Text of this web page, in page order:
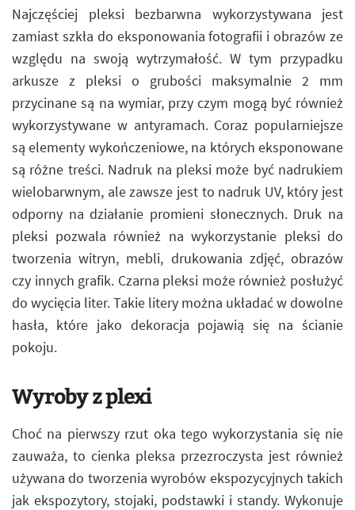
Najczęściej pleksi bezbarwna wykorzystywana jest
zamiast szkła do eksponowania fotografii i obrazów ze
względu na swoją wytrzymałość. W tym przypadku
arkusze z pleksi o grubości maksymalnie 2 mm
przycinane są na wymiar, przy czym mogą być również
wykorzystywane w antyramach. Coraz popularniejsze
są elementy wykończeniowe, na których eksponowane
są różne treści. Nadruk na pleksi może być nadrukiem
wielobarwnym, ale zawsze jest to nadruk UV, który jest
odporny na działanie promieni słonecznych. Druk na
pleksi pozwala również na wykorzystanie pleksi do
tworzenia witryn, mebli, drukowania zdjęć, obrazów
czy innych grafik. Czarna pleksi może również posłużyć
do wycięcia liter. Takie litery można układać w dowolne
hasła, które jako dekoracja pojawią się na ścianie
pokoju.
Wyroby z plexi
Choć na pierwszy rzut oka tego wykorzystania się nie
zauważa, to cienka pleksa przezroczysta jest również
używana do tworzenia wyrobów ekspozycyjnych takich
jak ekspozytory, stojaki, podstawki i standy. Wykonuje